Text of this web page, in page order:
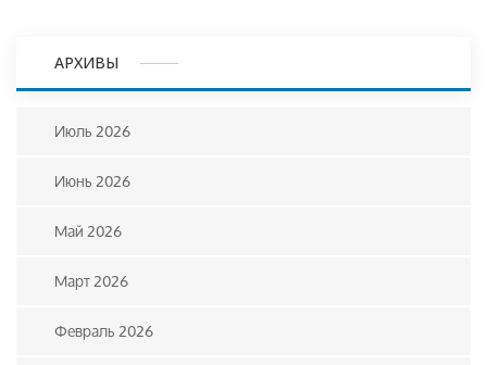
АРХИВЫ
Июль 2026
Июнь 2026
Май 2026
Март 2026
Февраль 2026